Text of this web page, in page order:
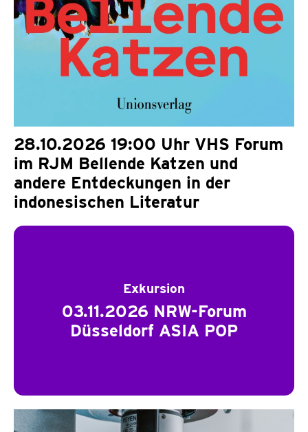
28.10.2026 19:00 Uhr VHS Forum
im RJM Bellende Katzen und
andere Entdeckungen in der
indonesischen Literatur
Exkursion
03.11.2026 NRW-Forum
Düsseldorf ASIA POP